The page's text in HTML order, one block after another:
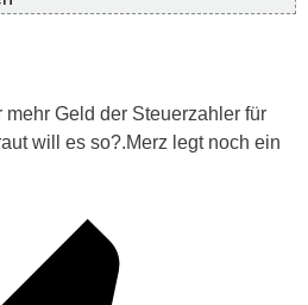
mehr Geld der Steuerzahler für
will es so?.Merz legt noch ein